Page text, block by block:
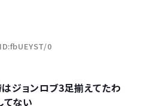
0
ジョンロブ3足揃えてたわ
てない